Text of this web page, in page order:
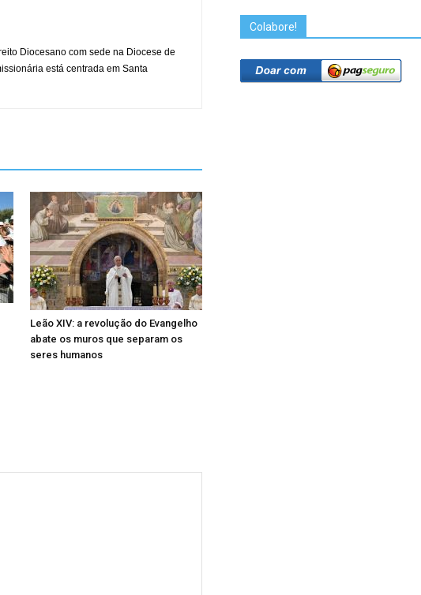
Diocesano com sede na Diocese de
está centrada em Santa
Leão XIV: a revolução do Evangelho
abate os muros que separam os
seres humanos
Colabore!